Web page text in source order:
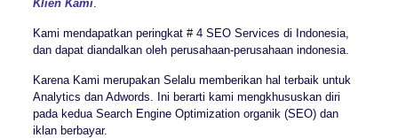
Klien Kami.
Kami mendapatkan peringkat # 4 SEO Services di Indonesia,
dan dapat diandalkan oleh perusahaan-perusahaan indonesia.
Karena Kami merupakan Selalu memberikan hal terbaik untuk
Analytics dan Adwords. Ini berarti kami mengkhususkan diri
pada kedua Search Engine Optimization organik (SEO) dan
iklan berbayar.